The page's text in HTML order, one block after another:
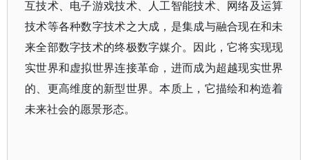
互技术、电子游戏技术、人工智能技术、网络及运算
技术等各种数字技术之大成，是集成与融合现在和未
来全部数字技术的终极数字媒介。因此，它将实现现
实世界和虚拟世界连接革命，进而成为超越现实世界
的、更高维度的新型世界。本质上，它描绘和构造着
未来社会的愿景形态。